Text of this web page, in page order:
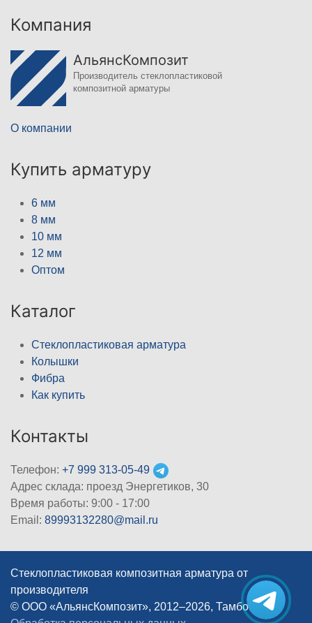
Компания
АльянсКомпозит
Производитель стеклопластиковой
композитной арматуры
О компании
Купить арматуру
6 мм
8 мм
10 мм
12 мм
Оптом
Каталог
Стеклопластиковая арматура
Колышки
Фибра
Как купить
Контакты
Телефон: +7 999 313-05-49
Адрес склада: проезд Энергетиков, 30
Время работы: 9:00 - 17:00
Email: 89993132280@mail.ru
Стеклопластиковая композитная арматура от
производителя
© ООО «АльянсКомпозит», 2012–2026, Тамбов
|